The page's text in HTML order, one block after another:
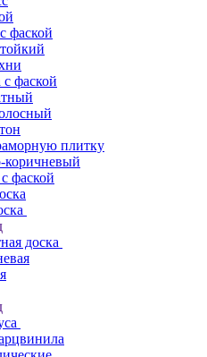
фаской
фаской
плитку
коричневый
фаской
доска